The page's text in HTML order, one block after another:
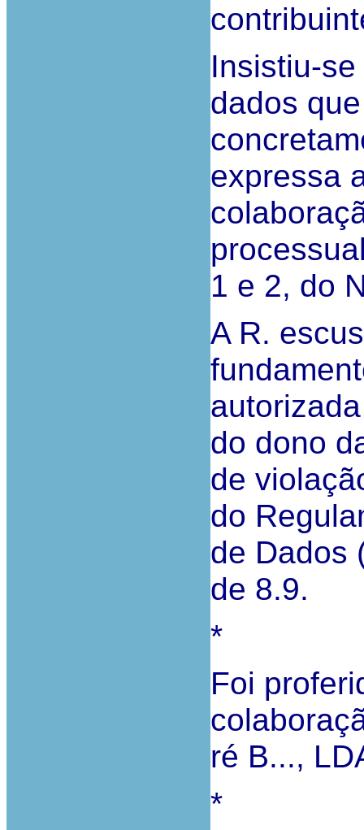
Insistiu-
dados
expressa
1 e 2, do
A R.
do dono
de
do
de Dados
de 8.9.
*
Foi
ré B...,
*